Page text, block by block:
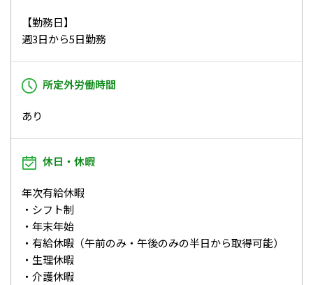
【勤務日】
週3日から5日勤務
所定外労働時間
あり
休日・休暇
年次有給休暇
・シフト制
・年末年始
・有給休暇（午前のみ・午後のみの半日から取得可能）
・生理休暇
・介護休暇